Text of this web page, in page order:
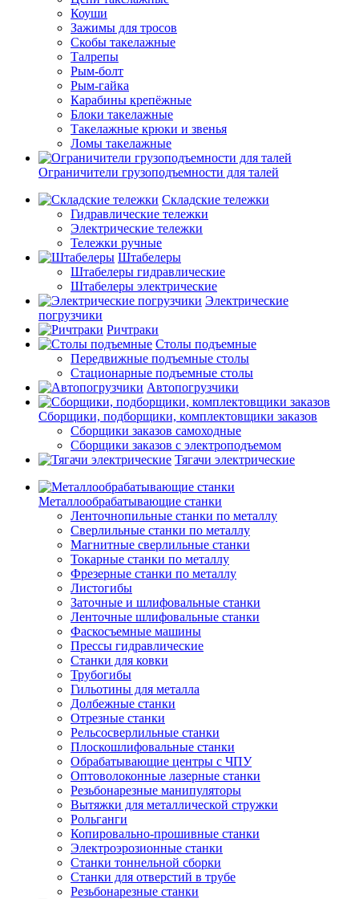
Коуши
Зажимы для тросов
Скобы такелажные
Талрепы
Рым-болт
Рым-гайка
Карабины крепёжные
Блоки такелажные
Такелажные крюки и звенья
Ломы такелажные
Ограничители грузоподъемности для талей
Складские тележки
Гидравлические тележки
Электрические тележки
Тележки ручные
Штабелеры
Штабелеры гидравлические
Штабелеры электрические
Электрические
погрузчики
Ричтраки
Столы подъемные
Передвижные подъемные столы
Стационарные подъемные столы
Автопогрузчики
Сборщики, подборщики, комплектовщики заказов
Сборщики заказов самоходные
Сборщики заказов с электроподъемом
Тягачи электрические
Металлообрабатывающие станки
Ленточнопильные станки по металлу
Сверлильные станки по металлу
Магнитные сверлильные станки
Токарные станки по металлу
Фрезерные станки по металлу
Листогибы
Заточные и шлифовальные станки
Ленточные шлифовальные станки
Фаскосъемные машины
Прессы гидравлические
Станки для ковки
Трубогибы
Гильотины для металла
Долбежные станки
Отрезные станки
Рельсосверлильные станки
Плоскошлифовальные станки
Обрабатывающие центры с ЧПУ
Оптоволоконные лазерные станки
Резьбонарезные манипуляторы
Вытяжки для металлической стружки
Рольганги
Копировально-прошивные станки
Электроэрозионные станки
Станки тоннельной сборки
Станки для отверстий в трубе
Резьбонарезные станки